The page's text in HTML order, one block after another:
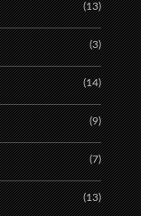
(13)
(3)
(14)
(9)
(7)
(13)